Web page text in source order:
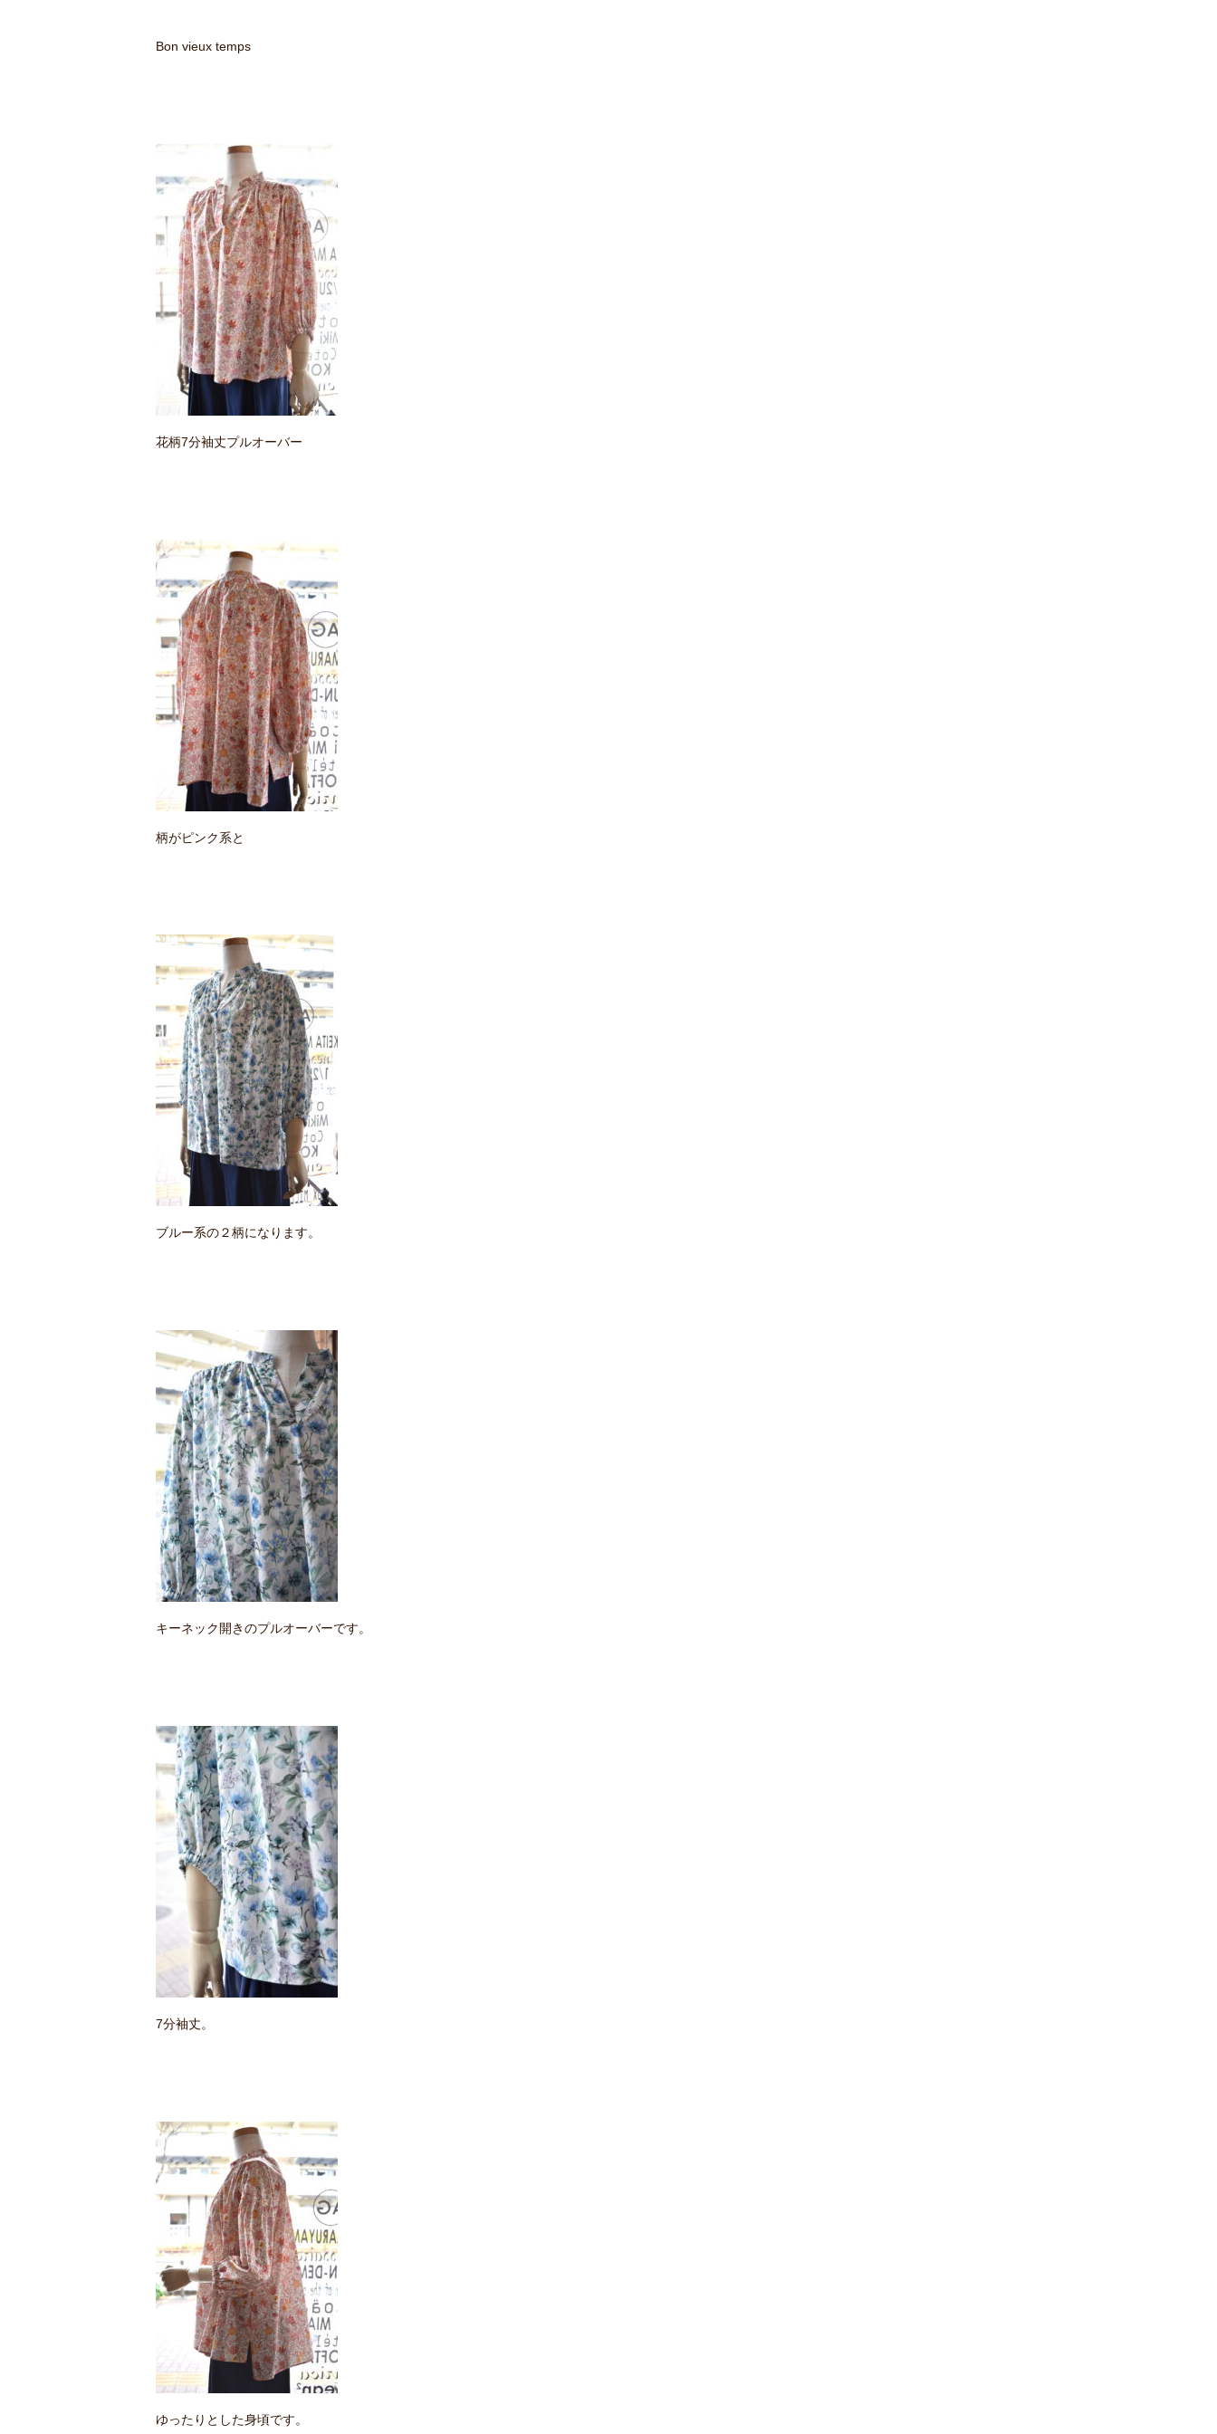
Bon vieux temps
花柄7分袖丈プルオーバー
柄がピンク系と
ブルー系の２柄になります。
キーネック開きのプルオーバーです。
7分袖丈。
ゆったりとした身頃です。